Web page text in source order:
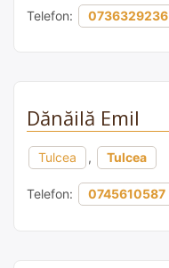
Telefon: 0736329236
Dănăilă Emil
Tulcea , Tulcea
Telefon: 0745610587